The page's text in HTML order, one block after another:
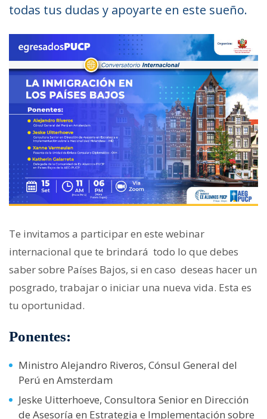
todas tus dudas y apoyarte en este sueño.
Te invitamos a participar en este webinar
internacional que te brindará todo lo que debes
saber sobre Países Bajos, si en caso deseas hacer un
posgrado, trabajar o iniciar una nueva vida. Esta es
tu oportunidad.
Ponentes:
Ministro Alejandro Riveros, Cónsul General del
Perú en Amsterdam
Jeske Uitterhoeve, Consultora Senior en Dirección
de Asesoría en Estrategia e Implementación sobre